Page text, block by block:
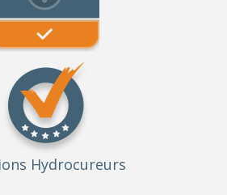
Hydrocureurs